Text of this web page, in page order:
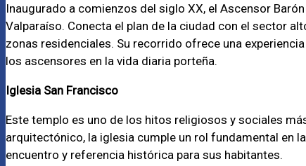
Inaugurado a comienzos del siglo XX, el Ascensor
Valparaíso. Conecta el plan de la ciudad con el sector
zonas residenciales. Su recorrido ofrece una
los ascensores en la vida diaria porteña.
Iglesia San Francisco
Este templo es uno de los hitos religiosos y sociales
arquitectónico, la iglesia cumple un rol fundamental en
encuentro y referencia histórica para sus habitantes.